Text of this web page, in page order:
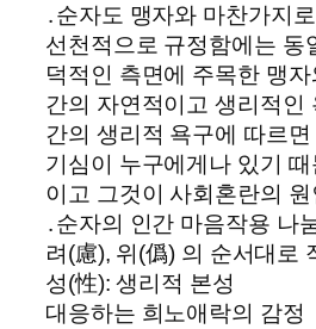
․순자도 맹자와 마찬가지
선천적으로 규정함에는 동
덕적인 측면에 주목한 맹
간의 자연적이고 생리적
간의 생리적 욕구에 따르면
기심이 누구에게나 있기
이고 그것이 사회혼란의
․순자의 인간 마음작용 나
려(慮), 위(僞) 의 순서대로
성(性): 생리적 본성
대응하는 희노애락의 감정